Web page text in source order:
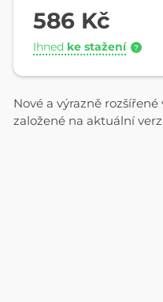
586 Kč
Ihned ke stažení ?
Nové a výrazně
založené na aktuální